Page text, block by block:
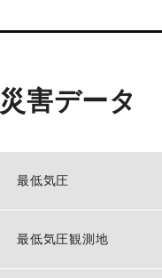
災害データ
最低気圧
最低気圧観測地